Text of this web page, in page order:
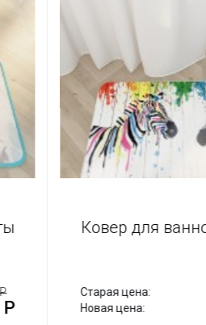
Р
Р
Ковер для
Старая цена:
Новая цена: